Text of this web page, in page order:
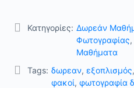
Κατηγορίες: Δωρεάν
Φωτογραφίας,
Μαθήματα
Tags: δωρεαν, εξοπλισμός,
φακοί, φωτογραφία